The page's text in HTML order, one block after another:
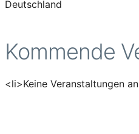
Deutschland
Kommende
<li>Keine Veranstaltungen